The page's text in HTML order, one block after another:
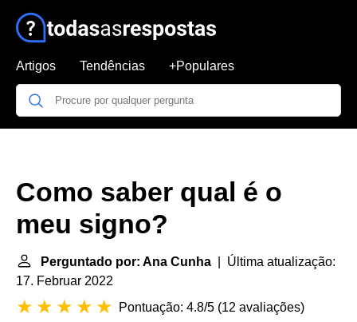
Artigos Tendências +Populares
Como saber qual é o
meu signo?
Perguntado por: Ana Cunha | Última atualização:
17. Februar 2022
Pontuação: 4.8/5 (12 avaliações)